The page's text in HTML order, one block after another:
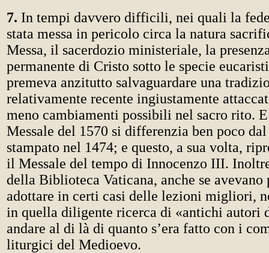
7. In tempi davvero difficili, nei quali la
stata messa in pericolo circa la natura
Messa, il sacerdozio ministeriale, la
permanente di Cristo sotto le specie
premeva anzitutto salvaguardare una
relativamente recente ingiustamente
meno cambiamenti possibili nel sacro rito.
Messale del 1570 si differenzia ben poco
stampato nel 1474; e questo, a sua volta,
il Messale del tempo di Innocenzo III.
della Biblioteca Vaticana, anche se avevano
adottare in certi casi delle lezioni migliori,
in quella diligente ricerca di «antichi autori
andare al di là di quanto s’era fatto con i
liturgici del Medioevo.